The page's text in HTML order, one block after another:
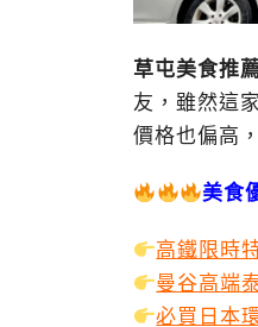
草屯美食推
友，雖然這家
價格也偏高
美食
高鐵限時
曼谷高端
必買日本